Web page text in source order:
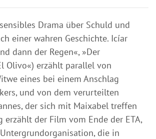
Drama über Schuld und
einer wahren Geschichte. Icíar
dann der Regen«, »Der
Olivo«) erzählt parallel von
eines bei einem Anschlag
und von dem verurteilten
der sich mit Maixabel treffen
erzählt der Film vom Ende der ETA,
die in